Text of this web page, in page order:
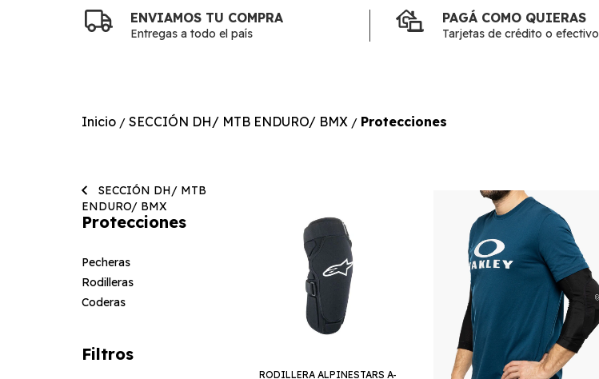
ENVIAMOS TU COMPRA
Entregas a todo el país
PAGÁ COMO QUIERAS
Tarjetas de crédito o efectivo
Inicio / SECCIÓN DH/ MTB ENDURO/ BMX / Protecciones
SECCIÓN DH/ MTB
ENDURO/ BMX
Protecciones
Pecheras
Rodilleras
Coderas
Filtros
RODILLERA ALPINESTARS A-